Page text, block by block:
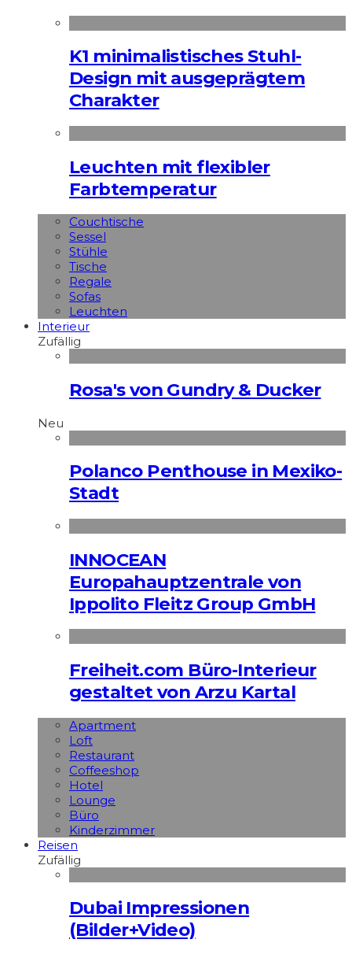
K1 minimalistisches Stuhl-
Design mit ausgeprägtem
Charakter
Leuchten mit flexibler
Farbtemperatur
Couchtische
Sessel
Stühle
Tische
Regale
Sofas
Leuchten
Interieur
Zufällig
Rosa's von Gundry & Ducker
Neu
Polanco Penthouse in Mexiko-
Stadt
INNOCEAN
Europahauptzentrale von
Ippolito Fleitz Group GmbH
Freiheit.com Büro-Interieur
gestaltet von Arzu Kartal
Apart­ment
Loft
Restaurant
Coffeeshop
Hotel
Lounge
Büro
Kinderzimmer
Reisen
Zufällig
Dubai Impressionen
(Bilder+Video)